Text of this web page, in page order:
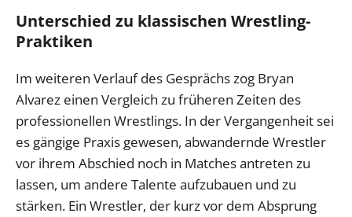
Unterschied zu klassischen Wrestling-
Praktiken
Im weiteren Verlauf des Gesprächs zog Bryan
Alvarez einen Vergleich zu früheren Zeiten des
professionellen Wrestlings. In der Vergangenheit sei
es gängige Praxis gewesen, abwandernde Wrestler
vor ihrem Abschied noch in Matches antreten zu
lassen, um andere Talente aufzubauen und zu
stärken. Ein Wrestler, der kurz vor dem Absprung